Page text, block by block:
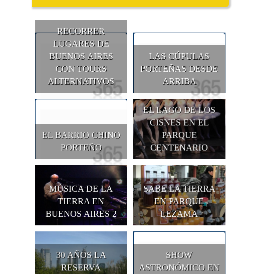
RECORRER
LUGARES DE
BUENOS AIRES
CON TOURS
ALTERNATIVOS
LAS CÚPULAS
PORTEÑAS DESDE
ARRIBA
EL BARRIO CHINO
PORTEÑO
EL LAGO DE LOS
CISNES EN EL
PARQUE
CENTENARIO
MÚSICA DE LA
TIERRA EN
BUENOS AIRES 2
SABE LA TIERRA
EN PARQUE
LEZAMA
30 AÑOS LA
RESERVA
SHOW
ASTRONÓMICO EN